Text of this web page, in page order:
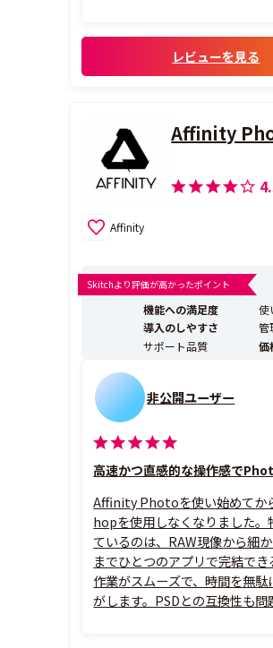
できて、とても満足しています。
レビューを見る
Affinity
Affinity
Skitchより評価が高かったポイント
機能への満足度
使
導入のしやすさ
管
サポート品質
価
非公開ユーザー
Affinity Photoを使い始めてか
hopを使用しなくなりました。
ているのは、RAW現像から細
までひとつのアプリで完結でき
作業がスムーズで、時間を無駄
がします。PSDとの互換性も問